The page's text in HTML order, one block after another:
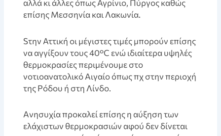
αλλά κι άλλες όπως Αγρίνιο, Πύργος καθώς
επίσης Μεσσηνία και Λακωνία.
Sτην Αττική οι μέγιστες τιμές μπορούν επίσης
να αγγίξουν τους 40°C ενώ ιδιαίτερα υψηλές
θερμοκρασίες περιμένουμε στο
νοτιοανατολικό Αιγαίο όπως πχ στην περιοχή
της Ρόδου ή στη Λίνδο.
Aνησυχία προκαλεί επίσης η αύξηση των
ελάχιστων θερμοκρασιών αφού δεν δίνεται